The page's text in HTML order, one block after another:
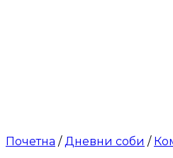
Почетна / Дневни соби /